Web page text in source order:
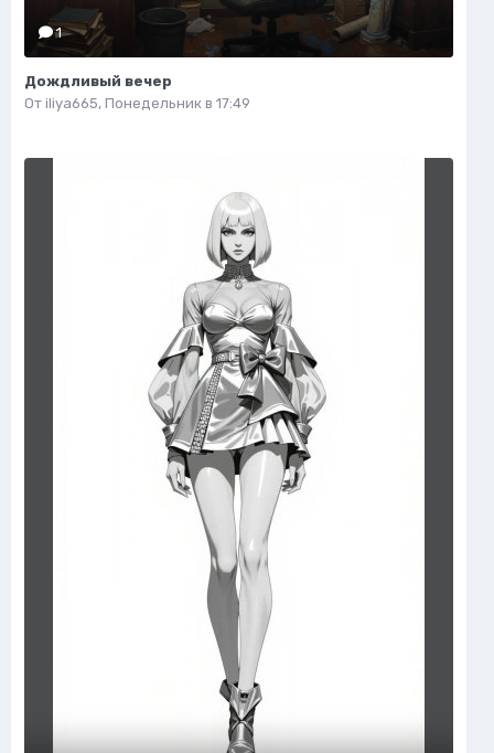
1
Дождливый вечер
От iliya665, Понедельник в 17:49